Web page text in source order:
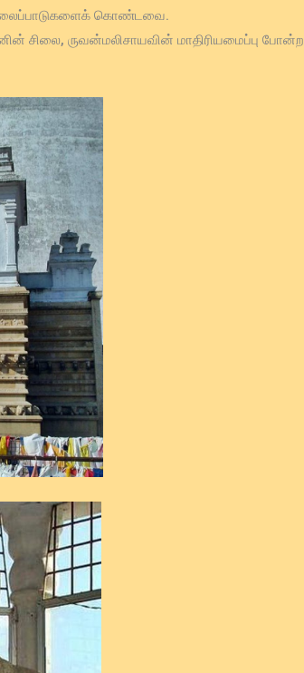
கொண்டவை.
சிலை, ருவன்மலிசாயவின் மாதிரியமைப்பு போன்ற